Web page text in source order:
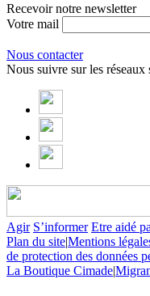
Recevoir notre newsletter
Votre mail
Nous contacter
Nous suivre sur les réseaux
Agir S’informer Etre aidé
Plan du site|Mentions
de protection des données
La Boutique Cimade|